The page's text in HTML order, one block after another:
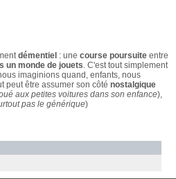
démentiel : une course poursuite entre
un monde de jouets. C'est tout simplement
imaginions quand, enfants, nous
peut être assumer son côté nostalgique
aux petites voitures dans son enfance),
pas le générique)